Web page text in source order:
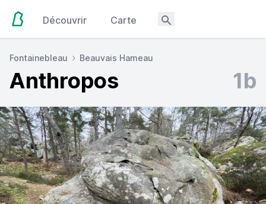
Découvrir Carte
Fontainebleau Beauvais Hameau
Anthropos 1b